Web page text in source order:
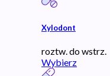
Xylodont
roztw. do wstrz.
Wybierz